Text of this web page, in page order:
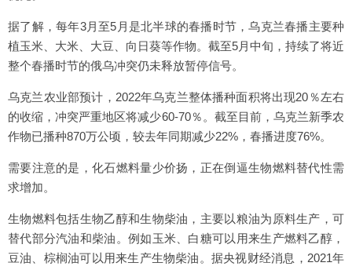
据了解，每年3月至5月是北半球的春播时节，乌克兰春播主要种
植玉米、大米、大豆、向日葵等作物。截至5月中旬，持续了将近
整个春播时节的俄乌冲突仍未释放暂停信号。
乌克兰农业部预计，2022年乌克兰整体播种面积将出现20％左右
的收缩，冲突严重地区将减少60-70％。截至目前，乌克兰新季农
作物已播种870万公顷，较去年同期减少22%，春播进度76%。
需要注意的是，化石燃料量少价扬，正在倒逼生物燃料替代性需
求增加。
生物燃料包括生物乙醇和生物柴油，主要以粮油为原料生产，可
替代部分汽油和柴油。例如玉米、白糖可以用来生产燃料乙醇，
豆油、棕榈油可以用来生产生物柴油。据央视财经消息，2021年